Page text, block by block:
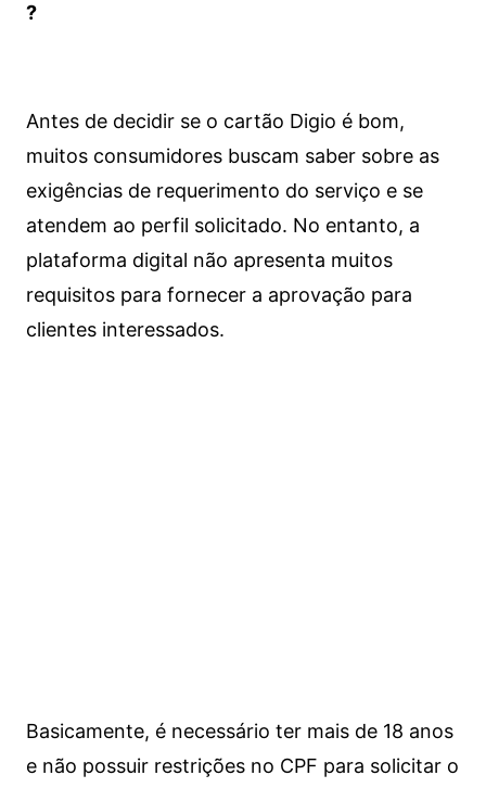
?
Antes de decidir se o cartão Digio é bom,
muitos consumidores buscam saber sobre as
exigências de requerimento do serviço e se
atendem ao perfil solicitado. No entanto, a
plataforma digital não apresenta muitos
requisitos para fornecer a aprovação para
clientes interessados.
Basicamente, é necessário ter mais de 18 anos
e não possuir restrições no CPF para solicitar o